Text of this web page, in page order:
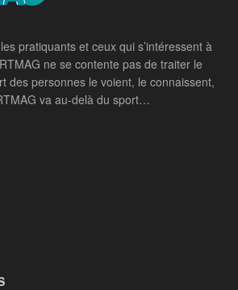
pratiquants et ceux qui s’intéressent à
ne se contente pas de traiter le
des personnes le voient, le connaissent,
va au-delà du sport…